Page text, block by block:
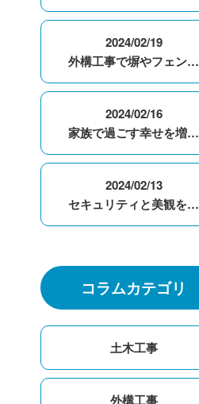
2024/02/19
外構工事で塀やフェン…
2024/02/16
家族で過ごす幸せを増…
2024/02/13
セキュリティと美観を…
コラムカテゴリ
土木工事
外構工事